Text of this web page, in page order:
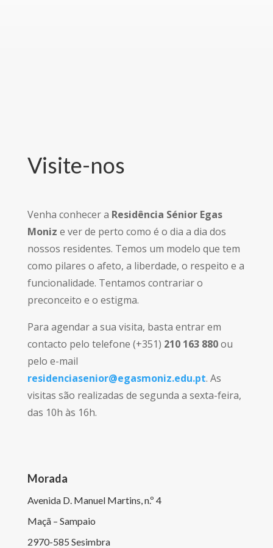
Visite-nos
Venha conhecer a Residência Sénior Egas
Moniz e ver de perto como é o dia a dia dos
nossos residentes. Temos um modelo que tem
como pilares o afeto, a liberdade, o respeito e a
funcionalidade. Tentamos contrariar o
preconceito e o estigma.
Para agendar a sua visita, basta entrar em
contacto pelo telefone (+351) 210 163 880ou
pelo e-mail
residenciasenior@egasmoniz.edu.pt. As
visitas são realizadas de segunda a sexta-feira,
das 10h às 16h.
Morada
Avenida D. Manuel Martins, n.º 4
Maçã – Sampaio
2970-585 Sesimbra